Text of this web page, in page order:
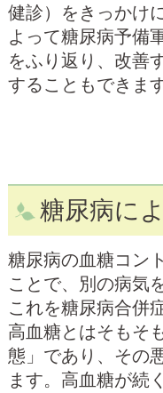
健診）をきっかけ
よって糖尿病予備
をふり返り、改善
することもできます
糖尿病に
糖尿病の血糖コン
ことで、別の病気
これを糖尿病合併
高血糖とはそもそ
態」であり、その
ます。高血糖が続